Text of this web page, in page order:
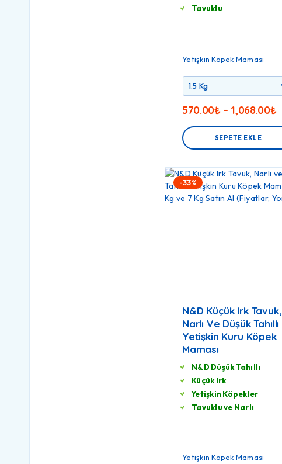
Tavuklu
Yetişkin Köpek Maması
570.00₺– 1,068.00₺
SEPETE EKLE
-33%
N&D Küçük Irk Tavuk,
Narlı Ve Düşük Tahıllı
Yetişkin Kuru Köpek
Maması
N&D Düşük Tahıllı
Küçük Irk
Yetişkin Köpekler
Tavuklu ve Narlı
Yetişkin Köpek Maması